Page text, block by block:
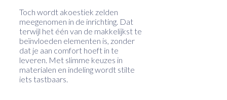
Toch wordt akoestiek zelden
meegenomen in de inrichting. Dat
terwijl het één van de makkelijkst te
beïnvloeden elementen is, zonder
dat je aan comfort hoeft in te
leveren. Met slimme keuzes in
materialen en indeling wordt stilte
iets tastbaars.